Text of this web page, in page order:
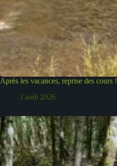
Après les vacances, reprise des cours !
3 août 2026